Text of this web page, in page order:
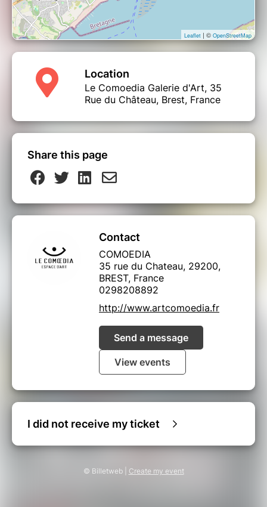
Leaflet | © OpenStreetMap
Location
Le Comoedia Galerie d'Art, 35
Rue du Château, Brest, France
Share this page
Contact
COMOEDIA
35 rue du Chateau, 29200,
BREST, France
0298208892
http://www.artcomoedia.fr
Send a message
View events
I did not receive my ticket
© Billetweb | Create my event